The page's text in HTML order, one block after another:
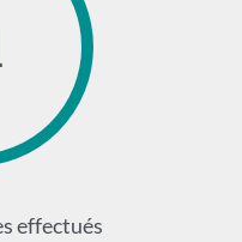
effectués